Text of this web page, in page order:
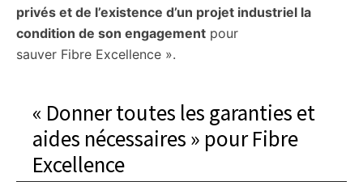
privés et de l’existence d’un projet industriel la
condition de son engagement pour
sauver Fibre Excellence ».
« Donner toutes les garanties et
aides nécessaires » pour Fibre
Excellence